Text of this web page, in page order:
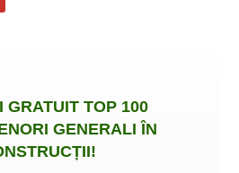
GRATUIT TOP 100
GENERALI ÎN
!